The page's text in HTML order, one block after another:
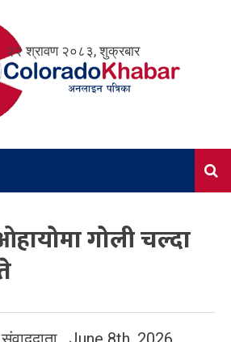
२२ श्रावण २०८३, शुक्रबार
गोली चल्दा